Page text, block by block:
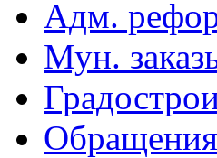
Адм.
Мун.
Обращения